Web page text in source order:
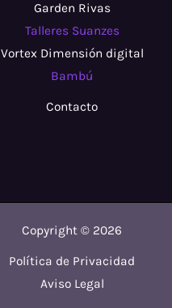
Garden Rivas
Talleres Suanzes
Vortex Dimensión digital
Bambú
Contacto
Copyright © 2026
Política de Privacidad
Aviso Legal